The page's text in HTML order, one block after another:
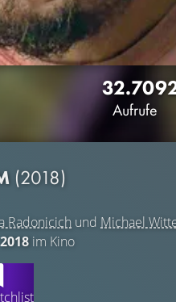
32.709
Aufrufe
(2018)
Radonicich und Michael
im Kino